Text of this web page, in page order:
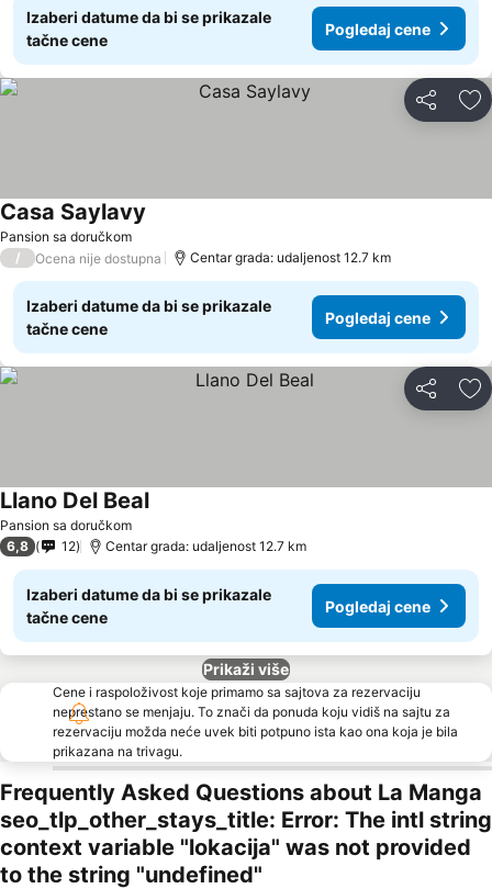
Izaberi datume da bi se prikazale
tačne cene
Pogledaj cene
Deli
Pansion sa doručkom
Casa Saylavy
/ Ocena nije dostupna Centar grada: udaljenost 12.7 km
Izaberi datume da bi se prikazale
tačne cene
Pogledaj cene
Deli
Pansion sa doručkom
Llano Del BealPogledaj cene
6,8 12 Centar grada: udaljenost 12.7 km
Izaberi datume da bi se prikazale
tačne cene
Pogledaj cene
Prikaži više
Cene i raspoloživost koje primamo sa sajtova za rezervaciju
neprestano se menjaju. To znači da ponuda koju vidiš na sajtu za
rezervaciju možda neće uvek biti potpuno ista kao ona koja je bila
prikazana na trivagu.
Frequently Asked Questions about La Manga
seo_tlp_other_stays_title: Error: The intl string
context variable "lokacija" was not provided
to the string "undefined"